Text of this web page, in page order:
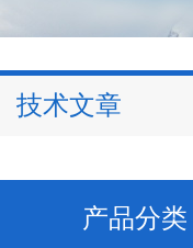
技术文章
产品分类